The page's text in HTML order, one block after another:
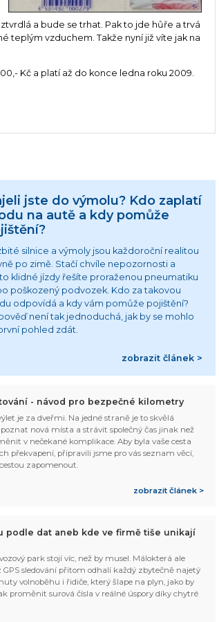
a bude se trhat. Pak to jde hůře a trvá
teplým vzduchem. Takže nyní již víte jak na
Kč a platí až do konce ledna roku 2009.
jste do výmolu? Kdo zaplatí
na autě a kdy pomůže
silnice a výmoly jsou každoroční realitou
po zimě. Stačí chvíle nepozornosti a
klidné jízdy řešíte proraženou pneumatiku
poškozený podvozek. Kdo za takovou
odpovídá a kdy vám pomůže pojištění?
není tak jednoduchá, jak by se mohlo
pohled zdát.
zobrazit článek >
- návod pro bezpečné kilometry
je za dveřmi. Na jedné straně je to skvělá
nová místa a strávit společný čas jinak než
v nečekané komplikace. Aby byla vaše cesta
překvapení, připravili jsme pro vás seznam věcí,
zapomenout.
zobrazit článek >
podle dat aneb kde ve firmě tiše unikají
park stojí víc, než by musel. Málokterá ale
GPS sledování přitom odhalí každý zbytečně najetý
volnoběhu i řidiče, který šlape na plyn, jako by
proměnit surová čísla v reálné úspory díky chytré